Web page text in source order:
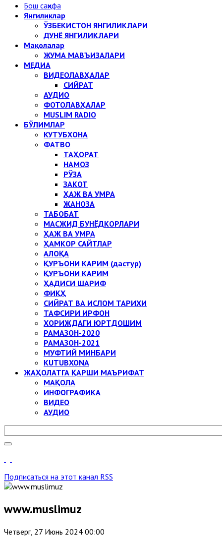
Бош саҳифа
Янгиликлар
ЎЗБЕКИСТОН ЯНГИЛИКЛАРИ
ДУНЁ ЯНГИЛИКЛАРИ
Мақолалар
ЖУМА МАВЪИЗАЛАРИ
МЕДИА
ВИДЕОЛАВҲАЛАР
СИЙРАТ
АУДИО
ФОТОЛАВҲАЛАР
MUSLIM RADIO
БЎЛИМЛАР
КУТУБХОНА
ФАТВО
ТАҲОРАТ
НАМОЗ
РЎЗА
ЗАКОТ
ҲАЖ ВА УМРА
ЖАНОЗА
ТАБОБАТ
МАСЖИД БУНЁДКОРЛАРИ
ҲАЖ ВА УМРА
ҲАМКОР САЙТЛАР
АЛОҚА
ҚУРЪОНИ КАРИМ (дастур)
ҚУРЪОНИ КАРИМ
ҲАДИСИ ШАРИФ
ФИҚҲ
СИЙРАТ ВА ИСЛОМ ТАРИХИ
ТАФСИРИ ИРФОН
ХОРИЖДАГИ ЮРТДОШИМ
РАМАЗОН-2020
РАМАЗОН-2021
МУФТИЙ МИНБАРИ
KUTUBXONA
ЖАҲОЛАТГА ҚАРШИ МАЪРИФАТ
МАҚОЛА
ИНФОГРАФИКА
ВИДЕО
АУДИО
Подписаться на этот канал RSS
www.muslimuz
Четверг, 27 Июнь 2024 00:00